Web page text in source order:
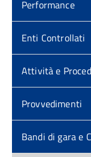
Performance
Enti Controllati
Attività e
Provvedimenti
Bandi di gara e